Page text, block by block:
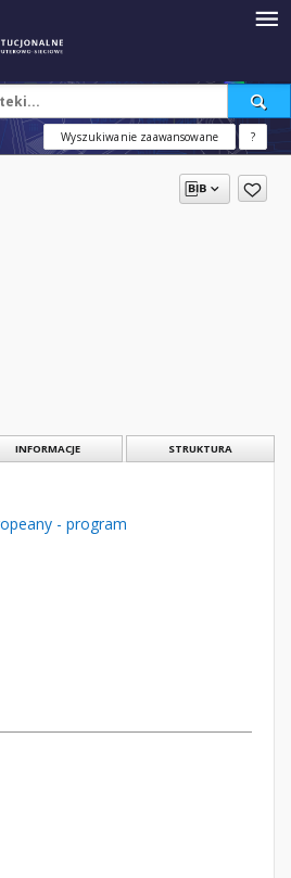
Wyszukiwanie zaawansowane ?
INFORMACJE STRUKTURA
- program